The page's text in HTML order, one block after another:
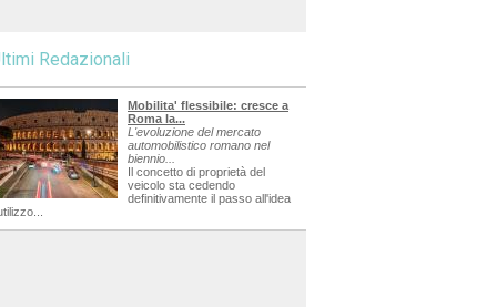
Redazionali
Mobilita' flessibile: cresce a
Roma la...
L'evoluzione del mercato
automobilistico romano nel
biennio...
Il concetto di proprietà del
veicolo sta cedendo
definitivamente il passo all'idea